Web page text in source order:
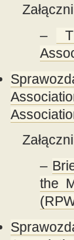
–
–
the